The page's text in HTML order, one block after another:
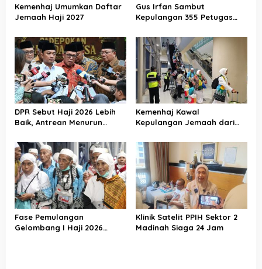
Kemenhaj Umumkan Daftar
Jemaah Haji 2027
Gus Irfan Sambut
Kepulangan 355 Petugas
DPR Sebut Haji 2026 Lebih
Baik, Antrean Menurun
Kemenhaj Kawal
Kepulangan Jemaah dari
Akan Didistribusikan di
Tanah Air
Fase Pemulangan
Gelombang I Haji 2026
Klinik Satelit PPIH Sektor 2
Madinah Siaga 24 Jam